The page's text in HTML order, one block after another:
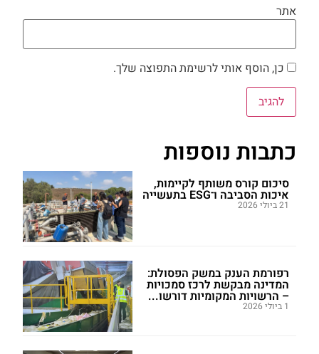
אתר
כן, הוסף אותי לרשימת התפוצה שלך.
כתבות נוספות
סיכום קורס משותף לקיימות,
איכות הסביבה ו־ESG בתעשייה
21 ביולי 2026
רפורמת הענק במשק הפסולת:
המדינה מבקשת לרכז סמכויות
– הרשויות המקומיות דורשו...
1 ביולי 2026